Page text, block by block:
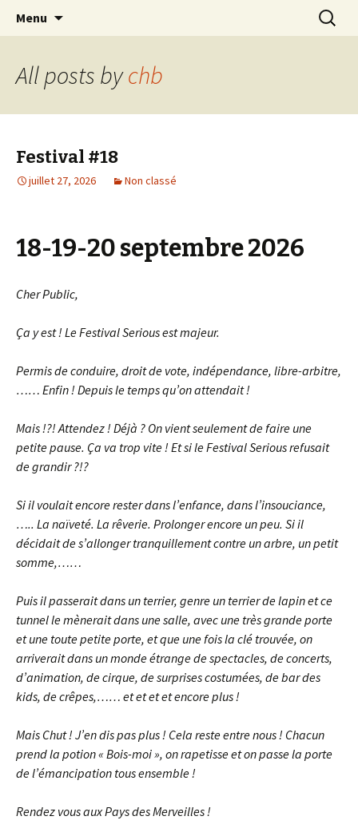
The Serious Road Trip
Connexion Humanitaire Bisontine
Menu
All posts bychb
Festival #18
juillet 27, 2026 Non classé
18-19-20 septembre 2026
Cher Public,
Ça y est ! Le Festival Serious est majeur.
Permis de conduire, droit de vote, indépendance, libre-arbitre,
…… Enfin ! Depuis le temps qu’on attendait !
Mais !?! Attendez ! Déjà ? On vient seulement de faire une
petite pause. Ça va trop vite ! Et si le Festival Serious refusait
de grandir ?!?
Si il voulait encore rester dans l’enfance, dans l’insouciance,
….. La naïveté. La rêverie. Prolonger encore un peu. Si il
décidait de s’allonger tranquillement contre un arbre, un petit
somme,……
Puis il passerait dans un terrier, genre un terrier de lapin et ce
tunnel le mènerait dans une salle, avec une très grande porte
et une toute petite porte, et que une fois la clé trouvée, on
arriverait dans un monde étrange de spectacles, de concerts,
d’animation, de cirque, de surprises costumées, de bar des
kids, de crêpes,…… et et et et encore plus !
Mais Chut ! J’en dis pas plus ! Cela reste entre nous ! Chacun
prend la potion « Bois-moi », on rapetisse et on passe la porte
de l’émancipation tous ensemble !
Rendez vous aux Pays des Merveilles !